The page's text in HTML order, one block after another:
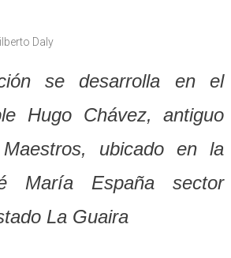
Daly
se desarrolla en el
Hugo Chávez, antiguo
ubicado en la
María España sector
La Guaira